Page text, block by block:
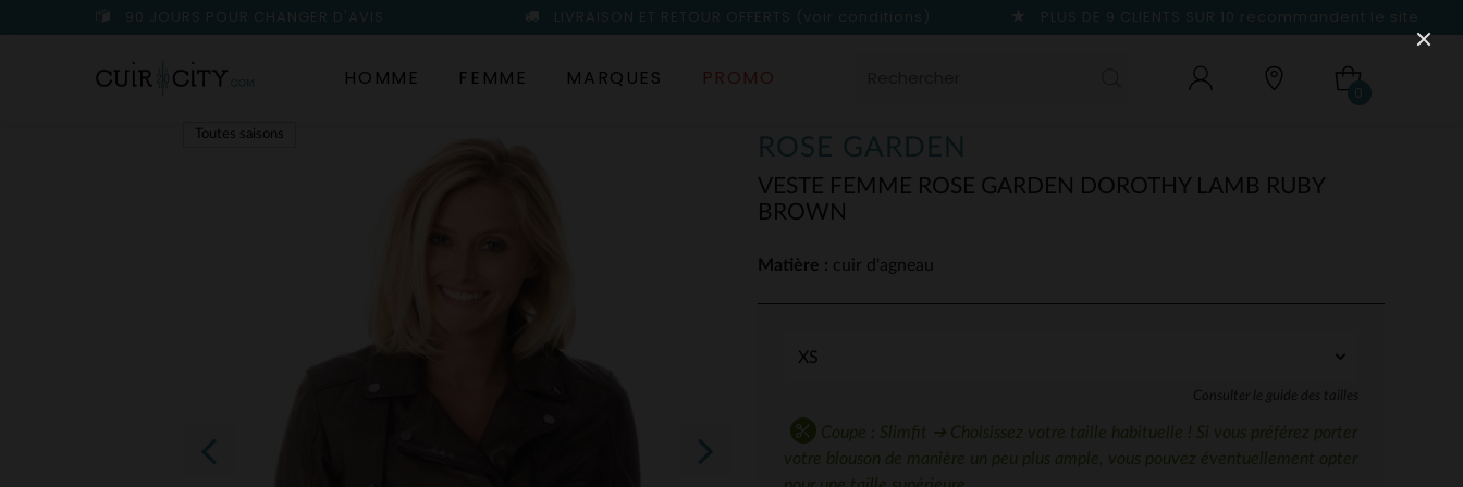
90 JOURS POUR CHANGER D'AVIS LIVRAISON ET RETOUR OFFERTS (voir conditions) PLUS DE 9 CLIENTS SUR 10 recommandent le site
HOMME FEMME MARQUES PROMO
0
ROSE GARDEN
VESTE FEMME ROSE GARDEN DOROTHY LAMB RUBY
BROWN
Toutes saisons
Matière : cuir d'agneau
Consulter le guide des tailles
Coupe : Slimfit ➔ Choisissez votre taille habituelle ! Si vous préférez porter
votre blouson de manière un peu plus ample, vous pouvez éventuellement opter